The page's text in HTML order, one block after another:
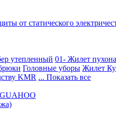
от статического
утепленный 01- Жилет
Головные уборы Жилет
KMR ... Показать все